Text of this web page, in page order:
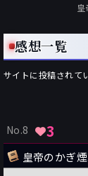
感想一覧
サイトに投稿されて
No.8 3
皇帝のかぎ